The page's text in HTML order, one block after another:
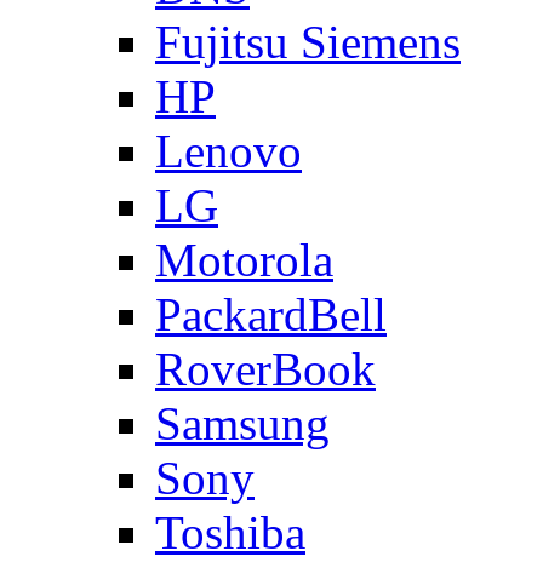
Fujitsu Siemens
HP
Lenovo
LG
Motorola
PackardBell
RoverBook
Samsung
Sony
Toshiba